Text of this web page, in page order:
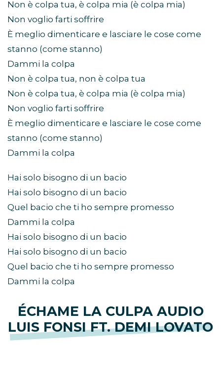
Non è colpa tua, è colpa mia (è colpa mia)
Non voglio farti soffrire
È meglio dimenticare e lasciare le cose come
stanno (come stanno)
Dammi la colpa
Non è colpa tua, non è colpa tua
Non è colpa tua, è colpa mia (è colpa mia)
Non voglio farti soffrire
È meglio dimenticare e lasciare le cose come
stanno (come stanno)
Dammi la colpa
Hai solo bisogno di un bacio
Hai solo bisogno di un bacio
Quel bacio che ti ho sempre promesso
Dammi la colpa
Hai solo bisogno di un bacio
Hai solo bisogno di un bacio
Quel bacio che ti ho sempre promesso
Dammi la colpa
ÉCHAME LA CULPA AUDIO
LUIS FONSI FT. DEMI LOVATO